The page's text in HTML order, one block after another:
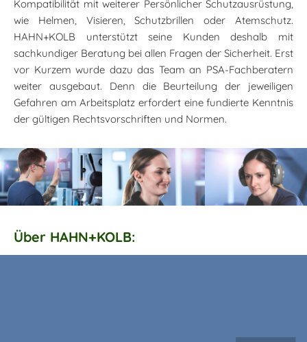
Kompatibilität mit weiterer Persönlicher Schutzausrüstung,
wie Helmen, Visieren, Schutzbrillen oder Atemschutz.
HAHN+KOLB unterstützt seine Kunden deshalb mit
sachkundiger Beratung bei allen Fragen der Sicherheit. Erst
vor Kurzem wurde dazu das Team an PSA-Fachberatern
weiter ausgebaut. Denn die Beurteilung der jeweiligen
Gefahren am Arbeitsplatz erfordert eine fundierte Kenntnis
der gültigen Rechtsvorschriften und Normen.
Über HAHN+KOLB: